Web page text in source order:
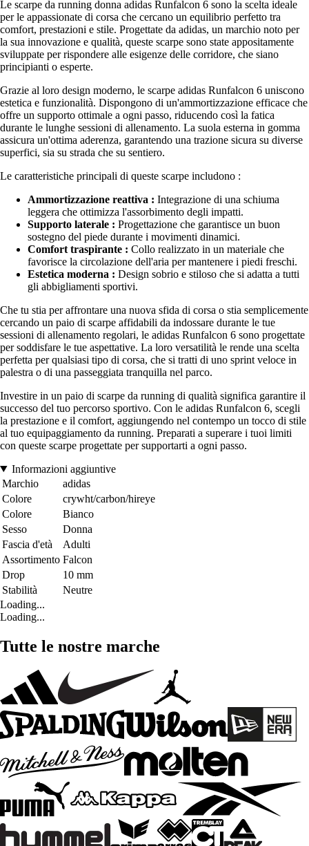
Le scarpe da running donna adidas Runfalcon 6 sono la scelta ideale
per le appassionate di corsa che cercano un equilibrio perfetto tra
comfort, prestazioni e stile. Progettate da adidas, un marchio noto per
la sua innovazione e qualità, queste scarpe sono state appositamente
sviluppate per rispondere alle esigenze delle corridore, che siano
principianti o esperte.
Grazie al loro design moderno, le scarpe adidas Runfalcon 6 uniscono
estetica e funzionalità. Dispongono di un'ammortizzazione efficace che
offre un supporto ottimale a ogni passo, riducendo così la fatica
durante le lunghe sessioni di allenamento. La suola esterna in gomma
assicura un'ottima aderenza, garantendo una trazione sicura su diverse
superfici, sia su strada che su sentiero.
Le caratteristiche principali di queste scarpe includono :
Ammortizzazione reattiva : Integrazione di una schiuma
leggera che ottimizza l'assorbimento degli impatti.
Supporto laterale : Progettazione che garantisce un buon
sostegno del piede durante i movimenti dinamici.
Comfort traspirante : Collo realizzato in un materiale che
favorisce la circolazione dell'aria per mantenere i piedi freschi.
Estetica moderna : Design sobrio e stiloso che si adatta a tutti
gli abbigliamenti sportivi.
Che tu stia per affrontare una nuova sfida di corsa o stia semplicemente
cercando un paio di scarpe affidabili da indossare durante le tue
sessioni di allenamento regolari, le adidas Runfalcon 6 sono progettate
per soddisfare le tue aspettative. La loro versatilità le rende una scelta
perfetta per qualsiasi tipo di corsa, che si tratti di uno sprint veloce in
palestra o di una passeggiata tranquilla nel parco.
Investire in un paio di scarpe da running di qualità significa garantire il
successo del tuo percorso sportivo. Con le adidas Runfalcon 6, scegli
la prestazione e il comfort, aggiungendo nel contempo un tocco di stile
al tuo equipaggiamento da running. Preparati a superare i tuoi limiti
con queste scarpe progettate per supportarti a ogni passo.
Informazioni aggiuntive
Marchio
adidas
Colore
crywht/carbon/hireye
Colore
Bianco
Sesso
Donna
Fascia d'età
Adulti
Assortimento Falcon
Drop
10 mm
Stabilità
Neutre
Loading...
Loading...
Tutte le nostre marche